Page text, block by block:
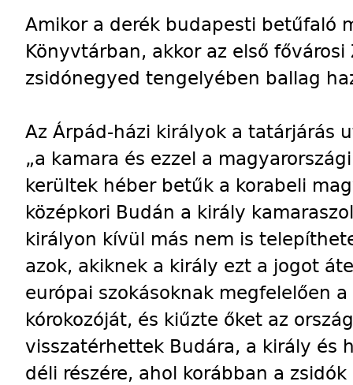
Amikor a derék budapesti betűfaló
Könyvtárban, akkor az első
zsidónegyed tengelyében ballag
Az Árpád-házi királyok a tatárjárás
„a kamara és ezzel a
kerültek héber betűk a korabeli
középkori Budán a király
királyon kívül más nem is
azok, akiknek a király ezt a jogot
európai szokásoknak megfelelően
kórokozóját, és kiűzte őket az
visszatérhettek Budára, a király és
déli részére, ahol korábban a